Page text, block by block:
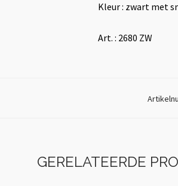
Kleur : zwart met
Art. : 2680 ZW
GERELATEERDE